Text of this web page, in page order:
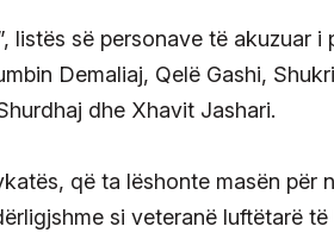
listës së personave të akuzuar i
Demaliaj, Qelë Gashi,
dhe Xhavit Jashari.
që ta lëshonte masën për
si veteranë luftëtarë